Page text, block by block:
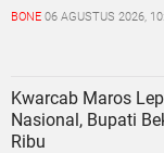
BONE 06 AGUSTUS 2026,
Kwarcab Maros
Nasional, Bupati
Ribu